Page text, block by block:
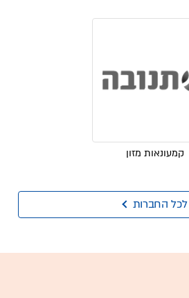
קמעונאות מזון
לכל החברות